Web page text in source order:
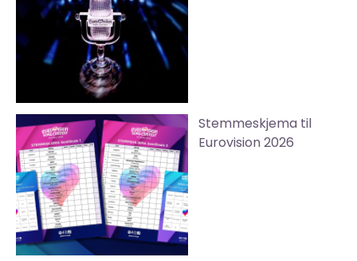
Stemmeskjema til
Eurovision 2026